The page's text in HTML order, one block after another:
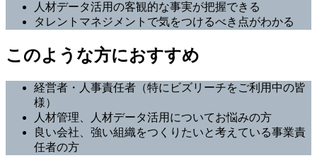
人材データ活用の客観的な事実が把握できる
タレントマネジメントで気をつけるべき点がわかる
このような方におすすめ
経営者・人事責任者（特にビズリーチをご利用中の皆
様）
人材管理、人材データ活用についてお悩みの方
良い会社、強い組織をつくりたいと考えている事業責
任者の方